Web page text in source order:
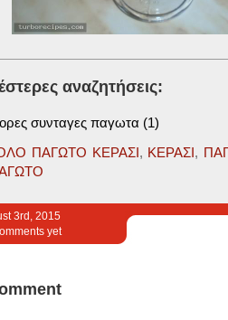
αναζητήσεις:
συνταγες παγωτα (1)
ΠΑΓΩΤΟ ΚΕΡΑΣΙ, ΚΕΡΑΣΙ,
3rd, 2015
yet